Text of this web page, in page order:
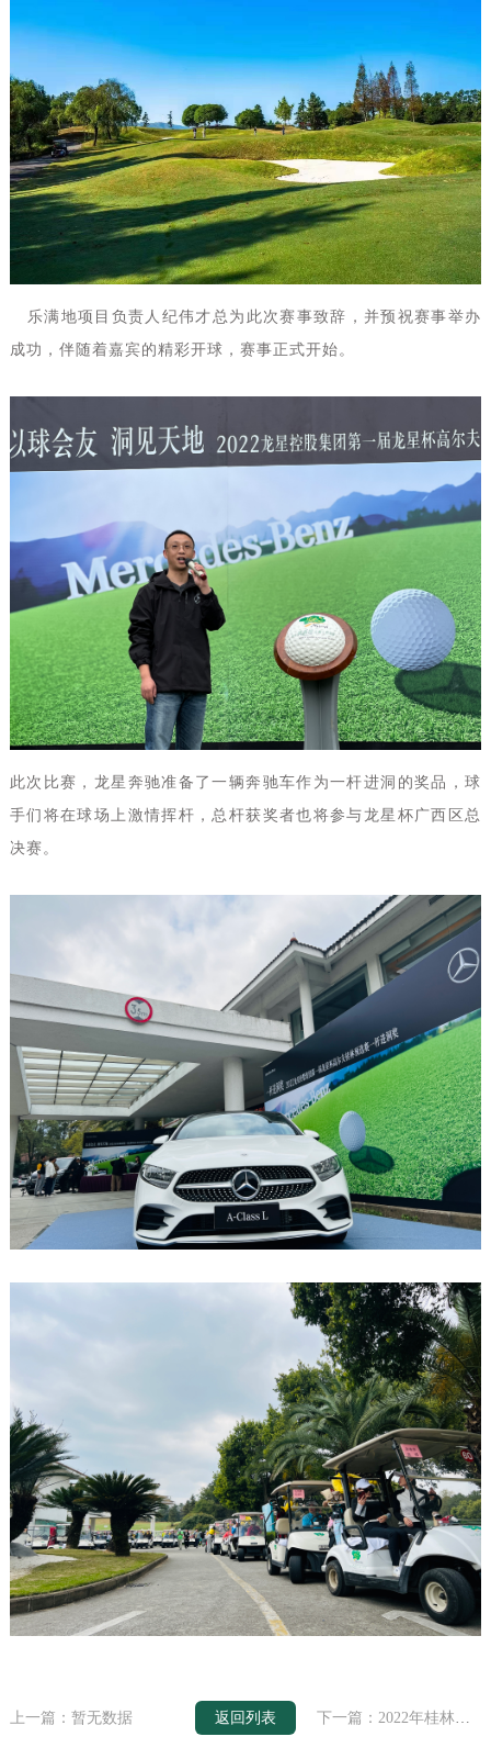
乐满地项目负责人纪伟才总为此次赛事致辞，并预祝赛事举办
成功，伴随着嘉宾的精彩开球，赛事正式开始。
此次比赛，龙星奔驰准备了一辆奔驰车作为一杆进洞的奖品，球
手们将在球场上激情挥杆，总杆获奖者也将参与龙星杯广西区总
决赛。
上一篇：暂无数据 返回列表 下一篇：2022年桂林东建队迎新春高尔夫联谊赛元月十九日在乐满地高尔夫球场圆满落幕！